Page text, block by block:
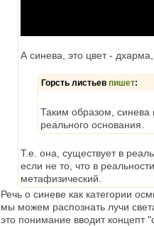
А синева, это цвет -
Горсть листьев пишет:
Таким образом, синева
реального основания.
Т.е. она, существует в
если не то, что в
метафизический.
Речь о синеве как категории
мы можем распознать лучи
это понимание вводит концепт